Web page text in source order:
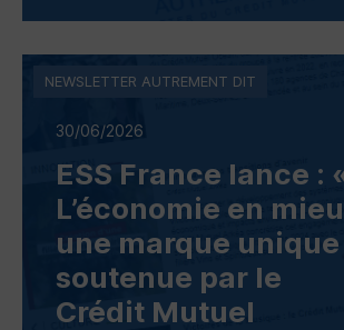
30/06/2026
ESS France lance :
L’économie en
une marque unique
soutenue par le
Crédit Mutuel
NEWSLETTER AUTREMENT DIT